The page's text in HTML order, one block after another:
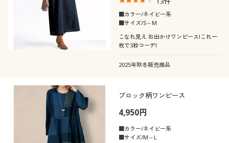
■カラー/ネイビー系
■サイズ/S～M
こなれ見え お出かけワンピース!これ一
枚で3秒コーデ!
2025年秋冬販売商品
ブロック柄ワンピース
4,950円
■カラー/ネイビー系
■サイズ/M～L